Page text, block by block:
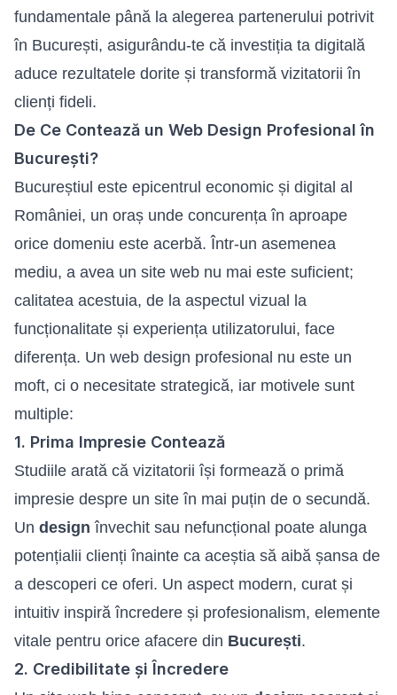
fundamentale până la alegerea partenerului potrivit
în București, asigurându-te că investiția ta digitală
aduce rezultatele dorite și transformă vizitatorii în
clienți fideli.
De Ce Contează un Web Design Profesional în
București?
Bucureștiul este epicentrul economic și digital al
României, un oraș unde concurența în aproape
orice domeniu este acerbă. Într-un asemenea
mediu, a avea un site web nu mai este suficient;
calitatea acestuia, de la aspectul vizual la
funcționalitate și experiența utilizatorului, face
diferența. Un web design profesional nu este un
moft, ci o necesitate strategică, iar motivele sunt
multiple:
1. Prima Impresie Contează
Studiile arată că vizitatorii își formează o primă
impresie despre un site în mai puțin de o secundă.
Un design învechit sau nefuncțional poate alunga
potențialii clienți înainte ca aceștia să aibă șansa de
a descoperi ce oferi. Un aspect modern, curat și
intuitiv inspiră încredere și profesionalism, elemente
vitale pentru orice afacere din București.
2. Credibilitate și Încredere